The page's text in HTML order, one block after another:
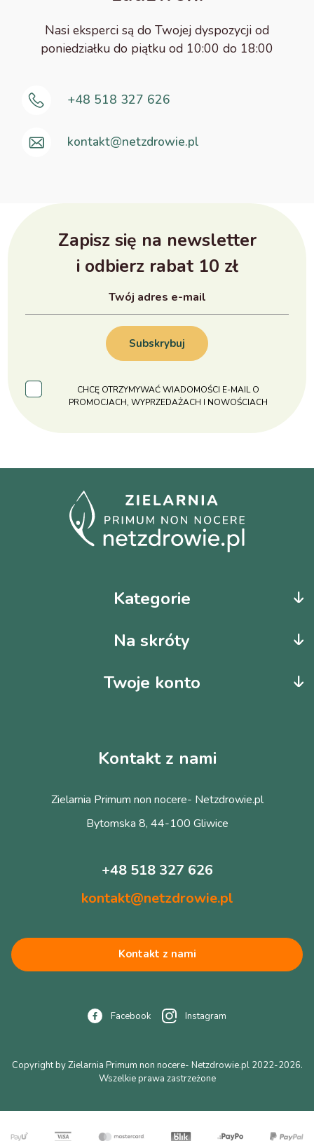
Nasi eksperci są do Twojej dyspozycji od
poniedziałku do piątku od 10:00 do 18:00
+48 518 327 626
kontakt@netzdrowie.pl
Zapisz się na newsletter
i odbierz rabat 10 zł
Subskrybuj
CHCĘ OTRZYMYWAĆ WIADOMOŚCI E-MAIL O
PROMOCJACH, WYPRZEDAŻACH I NOWOŚCIACH
Kategorie
Na skróty
Twoje konto
Kontakt z nami
Zielarnia Primum non nocere- Netzdrowie.pl
Bytomska 8, 44-100 Gliwice
+48 518 327 626
kontakt@netzdrowie.pl
Kontakt z nami
Facebook Instagram
Copyright by Zielarnia Primum non nocere- Netzdrowie.pl 2022-2026.
Wszelkie prawa zastrzeżone